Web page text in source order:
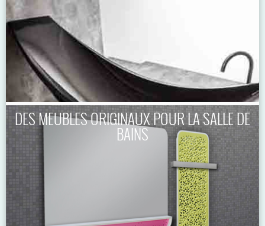
DES MEUBLES ORIGINAUX POUR LA SALLE DE
BAINS